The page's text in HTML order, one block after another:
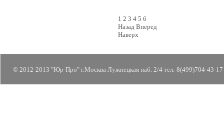
1 2 3 4 5 6
Назад Вперед
Наверх
© 2012-2013 "Юр-Про" г.Москва Лужнецкая наб. 2/4 тел: 8(499)704-43-17